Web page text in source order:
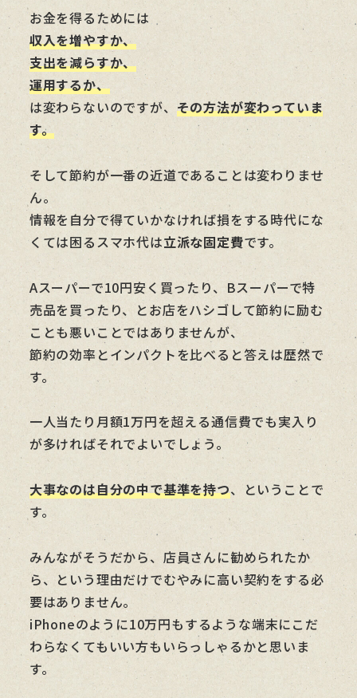
お金を得るためには
収入を増やすか、
支出を減らすか、
運用するか、
は変わらないのですが、 その方法が変わっていま
す。
そして節約が一番の近道であることは変わりませ
ん。
情報を自分で得ていかなければ損をする時代にな
くては困るスマホ代は立派な固定費です。
Aスーパーで10円安く買ったり、Bスーパーで特
売品を買ったり、とお店をハシゴして節約に励む
ことも悪いことではありませんが、
節約の効率とインパクトを比べると答えは歴然で
す。
一人当たり月額1万円を超える通信費でも実入り
が多ければそれでよいでしょう。
大事なのは自分の中で基準を持つ、ということで
す。
みんながそうだから、店員さんに勧められたか
ら、という理由だけでむやみに高い契約をする必
要はありません。
iPhoneのように10万円もするような端末にこだ
わらなくてもいい方もいらっしゃるかと思いま
す。